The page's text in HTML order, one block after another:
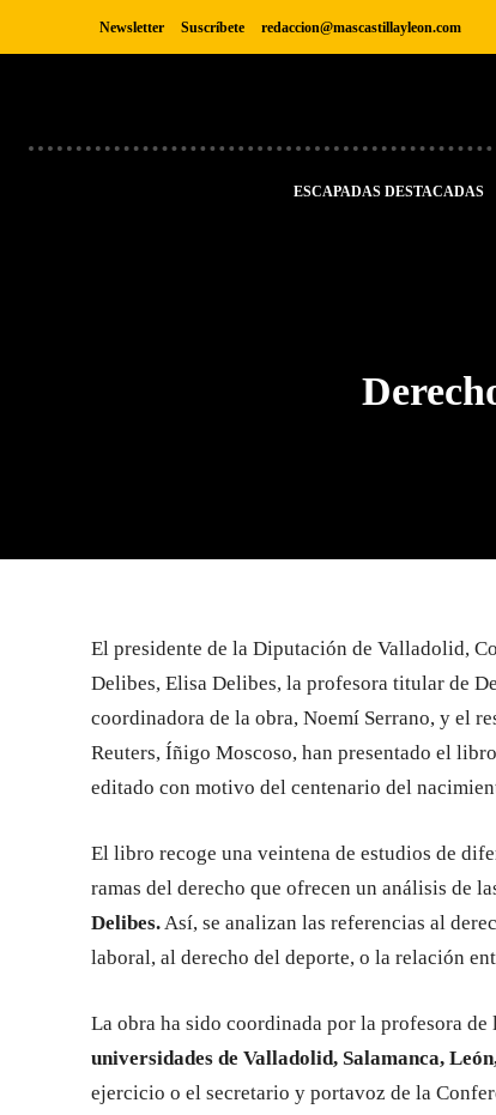
Newsletter Suscríbete redaccion@mascastillayleon.com
ESCAPADAS DESTACADAS
El presidente de la Diputación de Valladolid,
Delibes, Elisa Delibes, la profesora titular de
coordinadora de la obra, Noemí Serrano, y el
Reuters, Íñigo Moscoso, han presentado el libro
editado con motivo del centenario del
El libro recoge una veintena de estudios de
ramas del derecho que ofrecen un análisis de
Delibes.Así, se analizan las referencias al
laboral, al derecho del deporte, o la relación
La obra ha sido coordinada por la profesora
universidades de Valladolid, Salamanca,
ejercicio o el secretario y portavoz de la